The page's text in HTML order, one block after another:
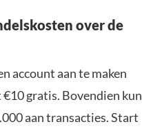
over de
account aan te maken
gratis. Bovendien kun
aan transacties. Start